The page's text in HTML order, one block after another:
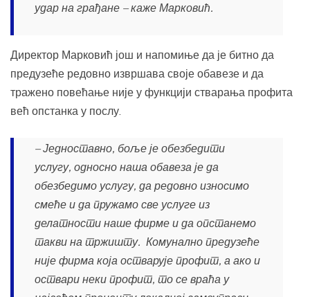
удар на грађане – каже Марковић.
Директор Марковић још и напомиње да је битно да
предузеће редовно извршава своје обавезе и да
тражено повећање није у функцији стварања профита
већ опстанка у послу.
– Једноставно, боље је обезбедити
услугу, односно наша обавеза је да
обезбедимо услугу, да редовно износимо
смеће и да пружамо све услуге из
делатности наше фирме и да опстанемо
такви на тржишту. Комунално предузеће
није фирма која остварује профит, а ако и
оствари неки профит, то се враћа у